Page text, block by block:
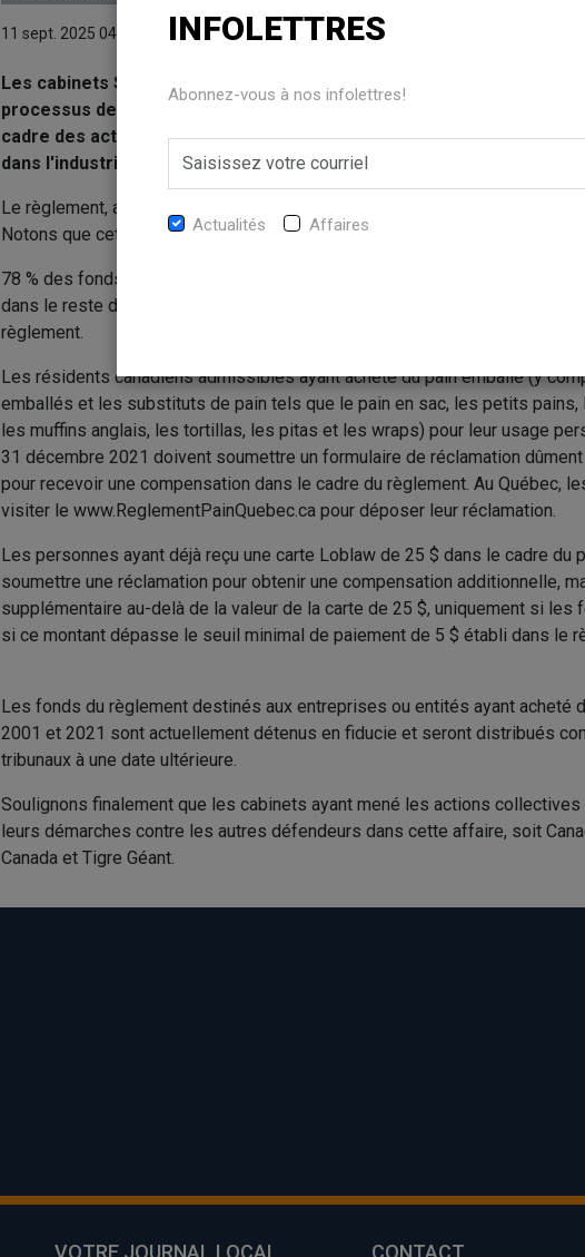
11 sept. 2025 04:30
Les cabinets Strosberg Wingfield Sasso LLP et Orr Taylor LLP ont
processus de réclamation lié au règlement national de 500 M$
cadre des actions collectives intentées à l'échelle nationale
dans l'industrie du pain emballé vendu au Canada entre 2001 et 2021.
Le règlement, approuvé par les tribunaux, prévoit un paiement en espèces
Notons que cette dernière entreprise a déjà versé 96 M$ dans le cadre du
78 % des fonds octroyés par les tribunaux sont réservés pour les
dans le reste du Canada, l'autre partie de l'enveloppe étant dédié aux
règlement.
Les résidents canadiens admissibles ayant acheté du pain emballé (y
emballés et les substituts de pain tels que le pain en sac, les petits pains,
les muffins anglais, les tortillas, les pitas et les wraps) pour leur usage
31 décembre 2021 doivent soumettre un formulaire de réclamation
pour recevoir une compensation dans le cadre du règlement. Au Québec,
visiter le www.ReglementPainQuebec.ca pour déposer leur réclamation.
Les personnes ayant déjà reçu une carte Loblaw de 25 $ dans le cadre du
soumettre une réclamation pour obtenir une compensation additionnelle,
supplémentaire au-delà de la valeur de la carte de 25 $, uniquement si
si ce montant dépasse le seuil minimal de paiement de 5 $ établi dans le
Les fonds du règlement destinés aux entreprises ou entités ayant acheté
2001 et 2021 sont actuellement détenus en fiducie et seront distribués
tribunaux à une date ultérieure.
Soulignons finalement que les cabinets ayant mené les actions
leurs démarches contre les autres défendeurs dans cette affaire, soit
Canada et Tigre Géant.
INFOLETTRES
Abonnez-vous à nos infolettres!
Actualités Affaires